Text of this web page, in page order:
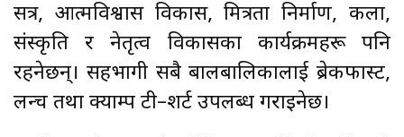
सत्र, आत्मविश्वास विकास, मित्रता निर्माण, कला,
संस्कृति र नेतृत्व विकासका कार्यक्रमहरू पनि
रहनेछन्। सहभागी सबै बालबालिकालाई ब्रेकफास्ट,
लन्च तथा क्याम्प टी–शर्ट उपलब्ध गराइनेछ।